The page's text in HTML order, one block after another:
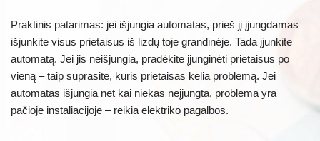
Praktinis patarimas: jei išjungia automatas, prieš jį įjungdamas
išjunkite visus prietaisus iš lizdų toje grandinėje. Tada įjunkite
automatą. Jei jis neišjungia, pradėkite įjunginėti prietaisus po
vieną – taip suprasite, kuris prietaisas kelia problemą. Jei
automatas išjungia net kai niekas neįjungta, problema yra
pačioje instaliacijoje – reikia elektriko pagalbos.